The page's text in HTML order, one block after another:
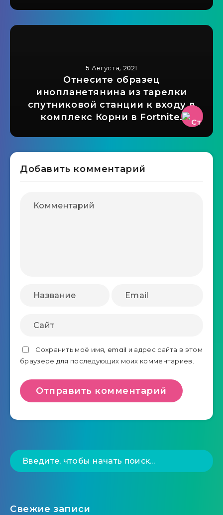
5 Августа, 2021
Отнесите образец
инопланетянина из тарелки
спутниковой станции к входу в
комплекс Корни в Fortnite.
Добавить комментарий
Сохранить моё имя, email и адрес сайта в этом
браузере для последующих моих комментариев.
Свежие записи